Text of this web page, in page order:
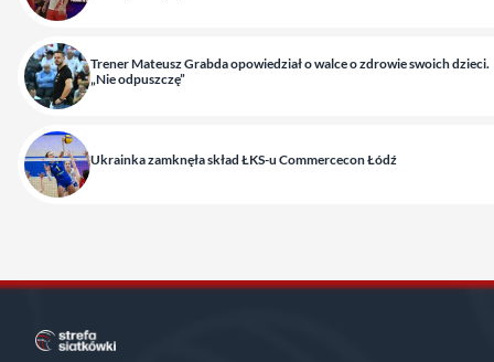
Trener Mateusz Grabda opowiedział o walce o zdrowie swoich dzieci.
„Nie odpuszczę”
Ukrainka zamknęła skład ŁKS-u Commercecon Łódź